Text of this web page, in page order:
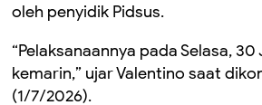
oleh penyidik Pidsus.
“Pelaksanaannya pada Selasa, 30
kemarin,” ujar Valentino saat
(1/7/2026).